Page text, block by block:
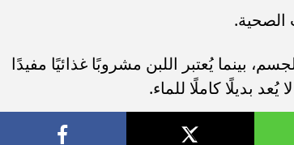
بينما يُعتبر اللبن مشروبًا غذائيًا مفيدًا
بديلًا كاملًا للماء.